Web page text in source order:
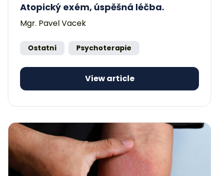
Atopický exém, úspěšná léčba.
Mgr. Pavel Vacek
Ostatní Psychoterapie
View article